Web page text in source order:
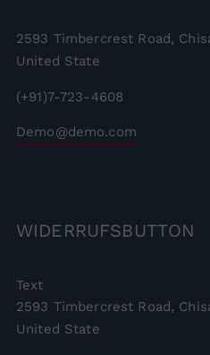
2593 Timbercrest Road,
United State
(+91)7-723-4608
Demo@demo.com
WIDERRUFSBUTTON
Text
2593 Timbercrest Road,
United State